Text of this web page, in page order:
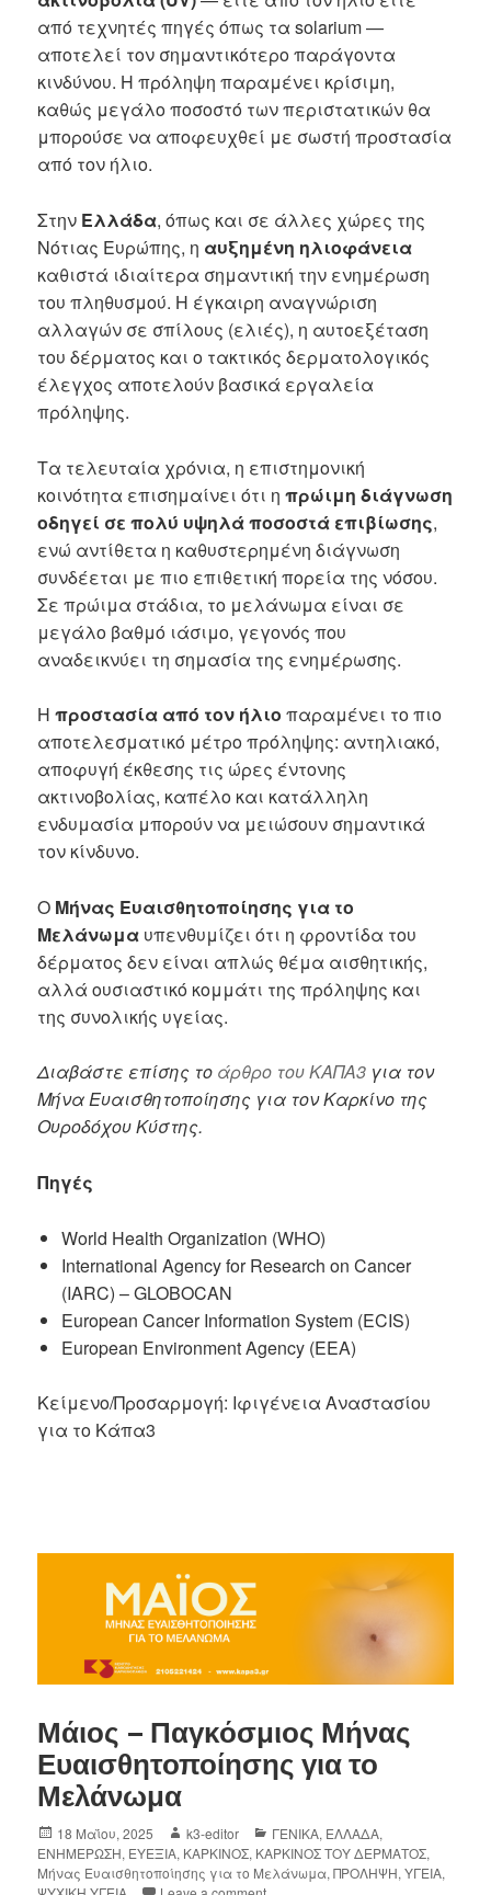
από τεχνητές πηγές όπως τα solarium —
αποτελεί τον σημαντικότερο παράγοντα
κινδύνου. Η πρόληψη παραμένει κρίσιμη,
καθώς μεγάλο ποσοστό των περιστατικών θα
μπορούσε να αποφευχθεί με σωστή προστασία
από τον ήλιο.
Στην Ελλάδα, όπως και σε άλλες χώρες της
Νότιας Ευρώπης, η αυξημένη ηλιοφάνεια
καθιστά ιδιαίτερα σημαντική την ενημέρωση
του πληθυσμού. Η έγκαιρη αναγνώριση
αλλαγών σε σπίλους (ελιές), η αυτοεξέταση
του δέρματος και ο τακτικός δερματολογικός
έλεγχος αποτελούν βασικά εργαλεία
πρόληψης.
Τα τελευταία χρόνια, η επιστημονική
κοινότητα επισημαίνει ότι ηπρώιμη διάγνωση
οδηγεί σε πολύ υψηλά ποσοστά επιβίωσης,
ενώ αντίθετα η καθυστερημένη διάγνωση
συνδέεται με πιο επιθετική πορεία της νόσου.
Σε πρώιμα στάδια, το μελάνωμα είναι σε
μεγάλο βαθμό ιάσιμο, γεγονός που
αναδεικνύει τη σημασία της ενημέρωσης.
Ηπροστασία από τον ήλιο παραμένει το πιο
αποτελεσματικό μέτρο πρόληψης: αντηλιακό,
αποφυγή έκθεσης τις ώρες έντονης
ακτινοβολίας, καπέλο και κατάλληλη
ενδυμασία μπορούν να μειώσουν σημαντικά
τον κίνδυνο.
Ο Μήνας Ευαισθητοποίησης για το
Μελάνωμα υπενθυμίζει ότι η φροντίδα του
δέρματος δεν είναι απλώς θέμα αισθητικής,
αλλά ουσιαστικό κομμάτι της πρόληψης και
της συνολικής υγείας.
Διαβάστε επίσης το άρθρο του ΚΑΠΑ3 για τον
Μήνα Ευαισθητοποίησης για τον Καρκίνο της
Ουροδόχου Κύστης.
Πηγές
World Health Organization (WHO)
International Agency for Research on Cancer
(IARC) – GLOBOCAN
European Cancer Information System (ECIS)
European Environment Agency (EEA)
Κείμενο/Προσαρμογή: Ιφιγένεια Αναστασίου
για το Κάπα3
Μάιος – Παγκόσμιος Μήνας
Ευαισθητοποίησης για το
Μελάνωμα
18 Μαΐου, 2025 k3-editor ΓΕΝΙΚΑ, ΕΛΛΑΔΑ,
ΕΝΗΜΕΡΩΣΗ, ΕΥΕΞΙΑ, ΚΑΡΚΙΝΟΣ, ΚΑΡΚΙΝΟΣ ΤΟΥ ΔΕΡΜΑΤΟΣ,
Μήνας Ευαισθητοποίησης για το Μελάνωμα,ΠΡΟΛΗΨΗ,ΥΓΕΙΑ,